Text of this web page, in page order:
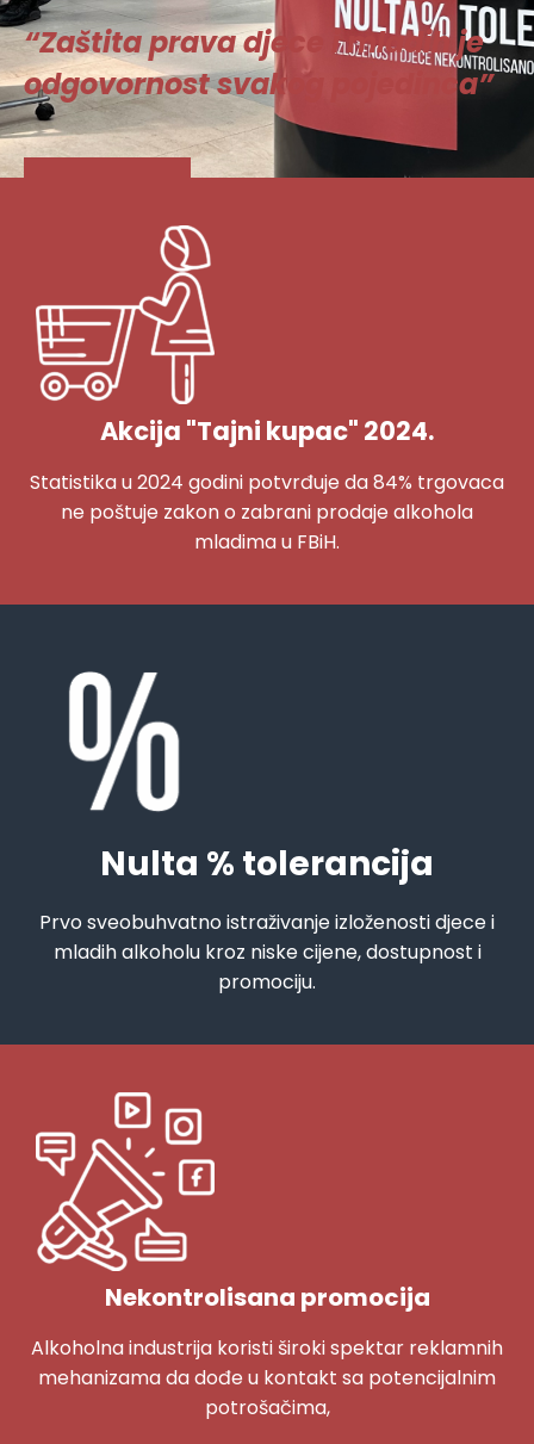
“Zaštita prava djece i mladih je
odgovornost svakog pojedinca”
Akcija "Tajni kupac" 2024.
Statistika u 2024 godini potvrđuje da 84% trgovaca
ne poštuje zakon o zabrani prodaje alkohola
mladima u FBiH.
Nulta % tolerancija
Prvo sveobuhvatno istraživanje izloženosti djece i
mladih alkoholu kroz niske cijene, dostupnost i
promociju.
Nekontrolisana promocija
Alkoholna industrija koristi široki spektar reklamnih
mehanizama da dođe u kontakt sa potencijalnim
potrošačima,